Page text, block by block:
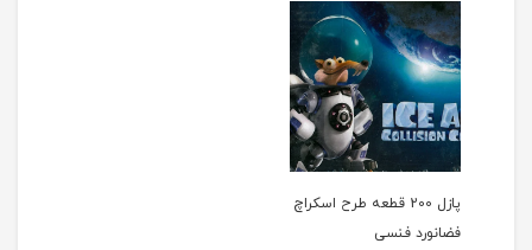
پازل 200 قطعه طرح اسکراچ
فضانورد فنسی